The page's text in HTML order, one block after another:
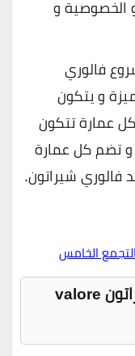
الخصوصية و
فالوري
و يتكون
كل عمارة تتكون
و تضم كل عمارة
فالوري شيراتون.
الخامس
مساحة وحدات فالوري شيراتون valore